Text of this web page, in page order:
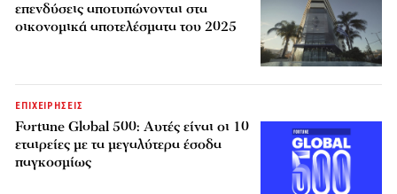
επενδύσεις αποτυπώνονται στα
οικονομικά αποτελέσματα του 2025
ΕΠΙΧΕΙΡΗΣΕΙΣ
Fortune Global 500: Αυτές είναι οι 10
εταιρείες με τα μεγαλύτερα έσοδα
παγκοσμίως